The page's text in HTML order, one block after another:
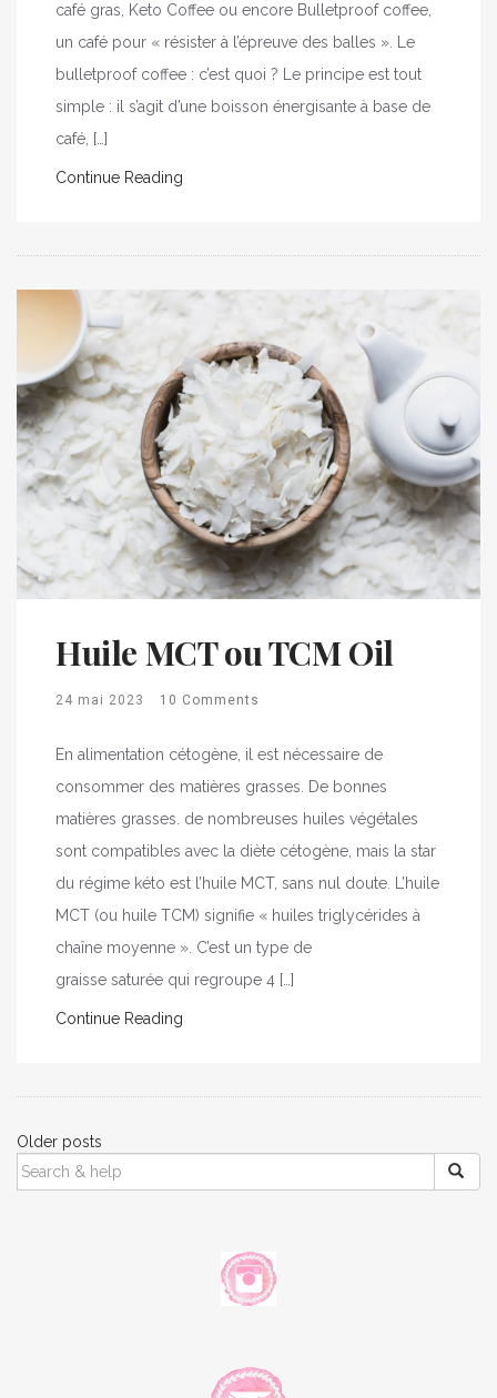
café gras, Keto Coffee ou encore Bulletproof coffee,
un café pour « résister à l’épreuve des balles ». Le
bulletproof coffee : c’est quoi ? Le principe est tout
simple : il s’agit d’une boisson énergisante à base de
café, […]
Continue Reading
Huile MCT ou TCM Oil
24 mai 2023 10 Comments
En alimentation cétogène, il est nécessaire de
consommer des matières grasses. De bonnes
matières grasses. de nombreuses huiles végétales
sont compatibles avec la diète cétogène, mais la star
du régime kéto est l’huile MCT, sans nul doute. L’huile
MCT (ou huile TCM) signifie « huiles triglycérides à
chaîne moyenne ». C’est un type de
graisse saturée qui regroupe 4 […]
Continue Reading
Posts
navigation
Older posts
SEARCH
FOR: